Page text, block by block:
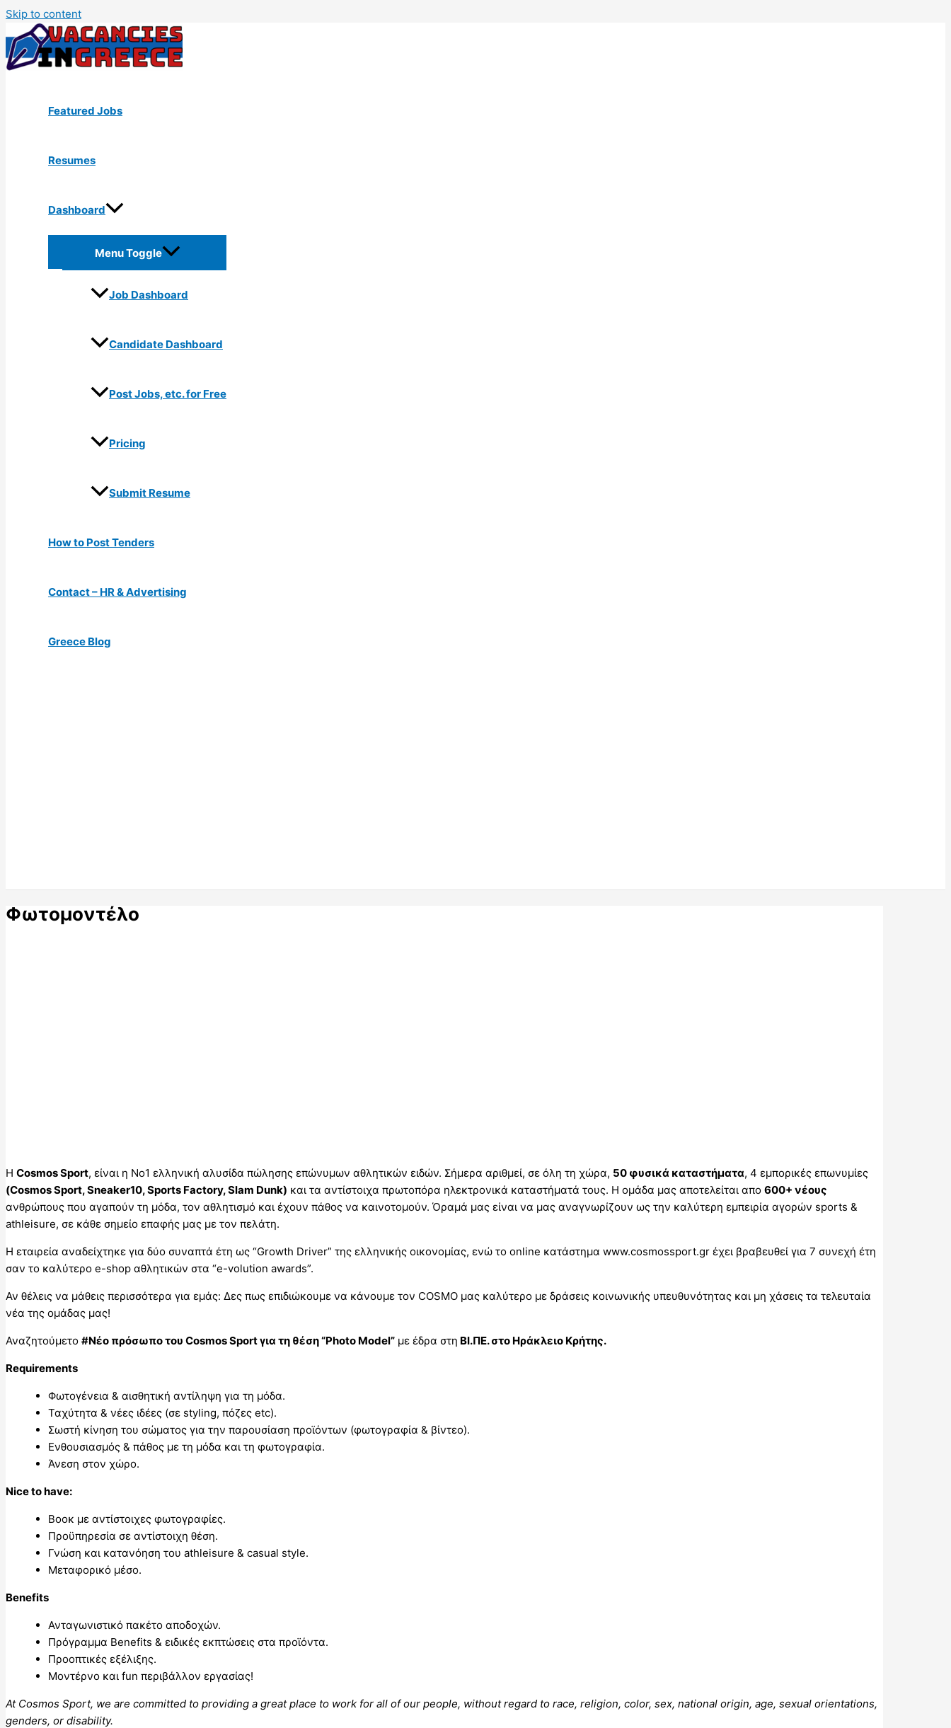
Skip to content
Featured Jobs
Resumes
Dashboard
Menu Toggle
Job Dashboard
Candidate Dashboard
Post Jobs, etc. for Free
Pricing
Submit Resume
How to Post Tenders
Contact – HR & Advertising
Greece Blog
Φωτομοντέλο
H Cosmos Sport, είναι η Νο1 ελληνική αλυσίδα πώλησης επώνυμων αθλητικών ειδών. Σήμερα αριθμεί, σε όλη τη χώρα, 50 φυσικά καταστήματα, 4 εμπορικές επωνυμίες
(Cosmos Sport, Sneaker10, Sports Factory, Slam Dunk) και τα αντίστοιχα πρωτοπόρα ηλεκτρονικά καταστήματά τους. Η ομάδα μας αποτελείται απο 600+ νέους
ανθρώπους που αγαπούν τη μόδα, τον αθλητισμό και έχουν πάθος να καινοτομούν. Όραμά μας είναι να μας αναγνωρίζουν ως την καλύτερη εμπειρία αγορών sports &
athleisure, σε κάθε σημείο επαφής μας με τον πελάτη.
Η εταιρεία αναδείχτηκε για δύο συναπτά έτη ως “Growth Driver” της ελληνικής οικονομίας, ενώ το online κατάστημα www.cosmossport.gr έχει βραβευθεί για 7 συνεχή έτη
σαν το καλύτερο e-shop αθλητικών στα “e-volution awards”.
Αν θέλεις να μάθεις περισσότερα για εμάς: Δες πως επιδιώκουμε να κάνουμε τον COSMO μας καλύτερο με δράσεις κοινωνικής υπευθυνότητας και μη χάσεις τα τελευταία
νέα της ομάδας μας!
Αναζητούμετο #Νέο πρόσωπο του Cosmos Sport για τη θέση “Photo Model” με έδρα στη ΒΙ.ΠΕ. στο Ηράκλειο Κρήτης.
Requirements
Φωτογένεια & αισθητική αντίληψη για τη μόδα.
Ταχύτητα & νέες ιδέες (σε styling, πόζες etc).
Σωστή κίνηση του σώματος για την παρουσίαση προϊόντων (φωτογραφία & βίντεο).
Ενθουσιασμός & πάθος με τη μόδα και τη φωτογραφία.
Άνεση στον χώρο.
Nice to have:
Βοοκ με αντίστοιχες φωτογραφίες.
Προϋπηρεσία σε αντίστοιχη θέση.
Γνώση και κατανόηση του athleisure & casual style.
Μεταφορικό μέσο.
Benefits
Ανταγωνιστικό πακέτο αποδοχών.
Πρόγραμμα Benefits & ειδικές εκπτώσεις στα προϊόντα.
Προοπτικές εξέλιξης.
Μοντέρνο και fun περιβάλλον εργασίας!
At Cosmos Sport, we are committed to providing a great place to work for all of our people, without regard to race, religion, color, sex, national origin, age, sexual orientations,
genders, or disability.